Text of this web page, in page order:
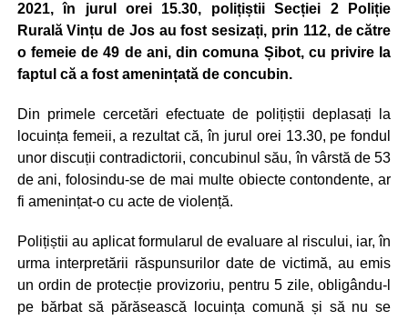
2021, în jurul orei 15.30, polițiștii Secției 2 Poliție
Rurală Vințu de Jos au fost sesizați, prin 112, de către
o femeie de 49 de ani, din comuna Șibot, cu privire la
faptul că a fost amenințată de concubin.
Din primele cercetări efectuate de polițiștii deplasați la
locuința femeii, a rezultat că, în jurul orei 13.30, pe fondul
unor discuții contradictorii, concubinul său, în vârstă de 53
de ani, folosindu-se de mai multe obiecte contondente, ar
fi amenințat-o cu acte de violență.
Polițiștii au aplicat formularul de evaluare al riscului, iar, în
urma interpretării răspunsurilor date de victimă, au emis
un ordin de protecție provizoriu, pentru 5 zile, obligându-l
pe bărbat să părăsească locuința comună și să nu se